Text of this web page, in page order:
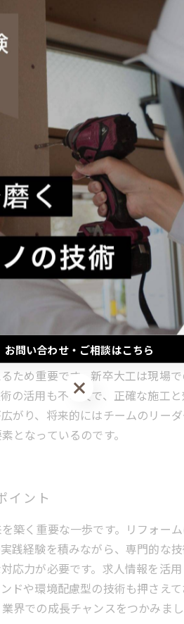
いて非常に重要です。リフォー
識や施工方法の理解が必要とな
力が求められます。求人市場で
ています。今後も技術の進歩に
要なステップです。リフォーム
通じて基礎技術を習得しながら
め、細やかな作業と創意工夫
ョン能力も重要視され、現場の
ています。新卒大工の挑戦は
新トレンド
業に加え、多様な専門知識や柔
ため重要です。新卒大工は現場
の活用も不可欠で、正確な施工
がり、将来的にはチームのリー
となっているのです。
イント
築く重要な一歩です。リフォー
践経験を積みながら、専門的な
応力が必要です。求人情報を活
ドや環境配慮型の技術も押さえ
界での成長チャンスをつかみまし
お問い合わせ・ご相談はこちら
お問い合わせ・ご相談はこちら